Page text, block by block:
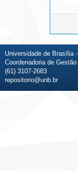
Universidade de Brasília
Coordenadoria de
(61) 3107-2683
repositorio@unb.br